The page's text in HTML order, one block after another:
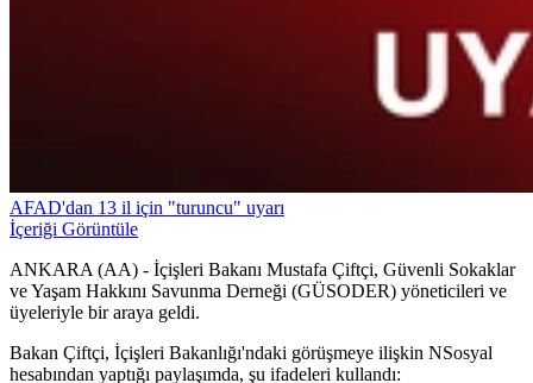
AFAD'dan 13 il için "turuncu" uyarı
İçeriği Görüntüle
ANKARA (AA) - İçişleri Bakanı Mustafa Çiftçi, Güvenli Sokaklar
ve Yaşam Hakkını Savunma Derneği (GÜSODER) yöneticileri ve
üyeleriyle bir araya geldi.
Bakan Çiftçi, İçişleri Bakanlığı'ndaki görüşmeye ilişkin NSosyal
hesabından yaptığı paylaşımda, şu ifadeleri kullandı: